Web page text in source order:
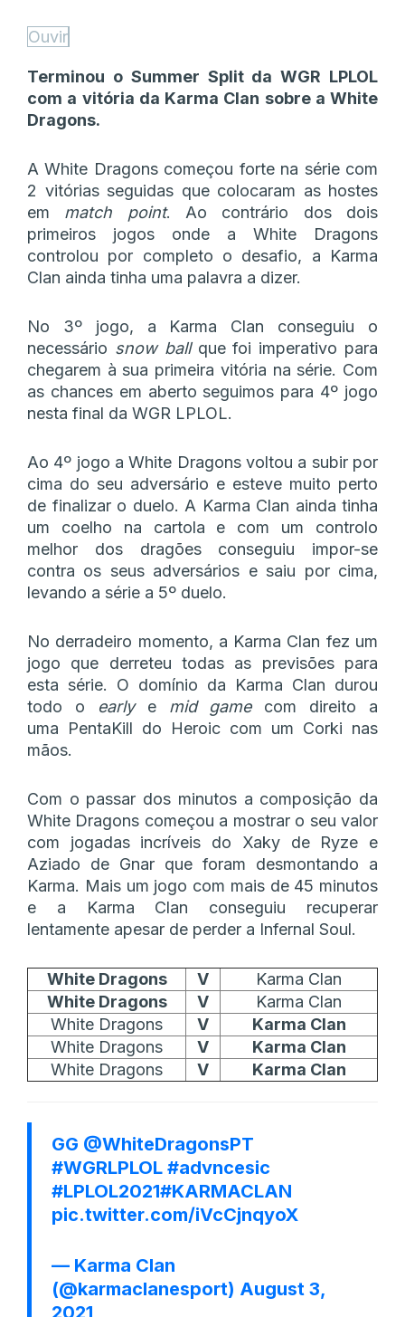
Ouvir
Terminou o Summer Split da WGR LPLOL
com a vitória da Karma Clan sobre a White
Dragons.
A White Dragons começou forte na série com
2 vitórias seguidas que colocaram as hostes
em match point. Ao contrário dos dois
primeiros jogos onde a White Dragons
controlou por completo o desafio, a Karma
Clan ainda tinha uma palavra a dizer.
No 3º jogo, a Karma Clan conseguiu o
necessário snow ball que foi imperativo para
chegarem à sua primeira vitória na série. Com
as chances em aberto seguimos para 4º jogo
nesta final da WGR LPLOL.
Ao 4º jogo a White Dragons voltou a subir por
cima do seu adversário e esteve muito perto
de finalizar o duelo. A Karma Clan ainda tinha
um coelho na cartola e com um controlo
melhor dos dragões conseguiu impor-se
contra os seus adversários e saiu por cima,
levando a série a 5º duelo.
No derradeiro momento, a Karma Clan fez um
jogo que derreteu todas as previsões para
esta série. O domínio da Karma Clan durou
todo o
early e mid gamecom direito a
uma PentaKill do Heroic com um Corki nas
mãos.
Com o passar dos minutos a composição da
White Dragons começou a mostrar o seu valor
com jogadas incríveis do Xaky de Ryze e
Aziado de Gnar que foram desmontando a
Karma. Mais um jogo com mais de 45 minutos
e a Karma Clan conseguiu recuperar
lentamente apesar de perder a Infernal Soul.
White Dragons V
Karma Clan
White Dragons
V
Karma Clan
White Dragons
V
Karma Clan
White Dragons
V
Karma Clan
White Dragons
V Karma Clan
GG @WhiteDragonsPT
#WGRLPLOL #advncesic
#LPLOL2021#KARMACLAN
pic.twitter.com/iVcCjnqyoX
— Karma Clan
(@karmaclanesport) August 3,
2021